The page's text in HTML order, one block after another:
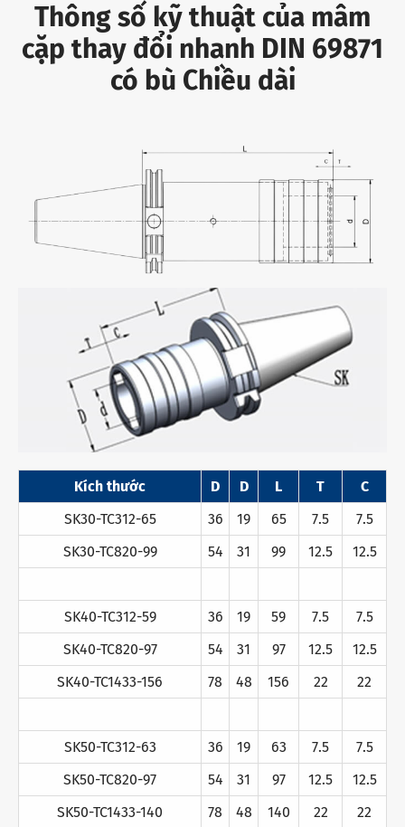
Thông số kỹ thuật của mâm
cặp thay đổi nhanh DIN 69871
có bù Chiều dài
Kích thước D D L T
C
SK30-TC312-65
36 19 65 7.5
7.5
SK30-TC820-99
54 31 99 12.5 12.5
SK40-TC312-59 36 19 59 7.5
7.5
SK40-TC820-97
54 31 97 12.5
12.5
SK40-TC1433-156
78 48 156 22 22
SK50-TC312-63 36 19 63 7.5
7.5
SK50-TC820-97
54 31 97 12.5
12.5
SK50-TC1433-140
78 48 140 22 22